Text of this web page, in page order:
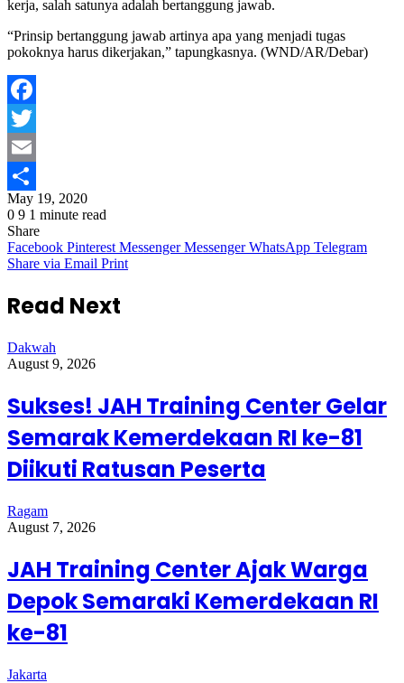
kerja, salah satunya adalah bertanggung jawab.
“Prinsip bertanggung jawab artinya apa yang menjadi tugas
pokoknya harus dikerjakan,” tapungkasnya. (WND/AR/Debar)
Facebook
Twitter
Email
Share
May 19, 2020
0 9 1 minute read
Share
Facebook Pinterest Messenger Messenger WhatsApp Telegram
Share via Email Print
Read Next
Dakwah
August 9, 2026
Sukses! JAH Training Center Gelar
Semarak Kemerdekaan RI ke-81
Diikuti Ratusan Peserta
Ragam
August 7, 2026
JAH Training Center Ajak Warga
Depok Semaraki Kemerdekaan RI
ke-81
Jakarta